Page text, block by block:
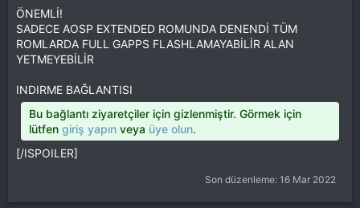
ÖNEMLİ!
SADECE AOSP EXTENDED ROMUNDA DENENDİ TÜM
ROMLARDA FULL GAPPS FLASHLAMAYABİLİR ALAN
YETMEYEBİLİR
INDIRME BAĞLANTISI
Bu bağlantı ziyaretçiler için gizlenmiştir. Görmek için
lütfen giriş yapın veya üye olun.
[/ISPOILER]
Son düzenleme: 16 Mar 2022